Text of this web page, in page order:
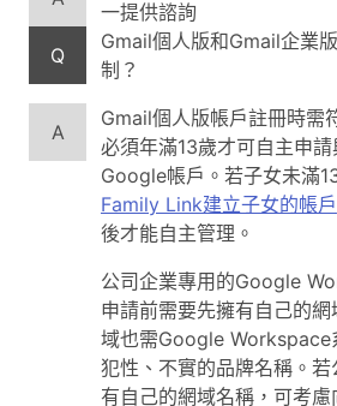
一提供諮詢
Q
Gmail個人版和Gmail企業
制？
A
Gmail個人版帳戶註冊時需
必須年滿13歲才可自主申
Google帳戶。若子女未滿
Family Link建立子女的帳戶
後才能自主管理。
公司企業專用的Google
申請前需要先擁有自己的
域也需Google Workspace
犯性、不實的品牌名稱。
有自己的網域名稱，可考